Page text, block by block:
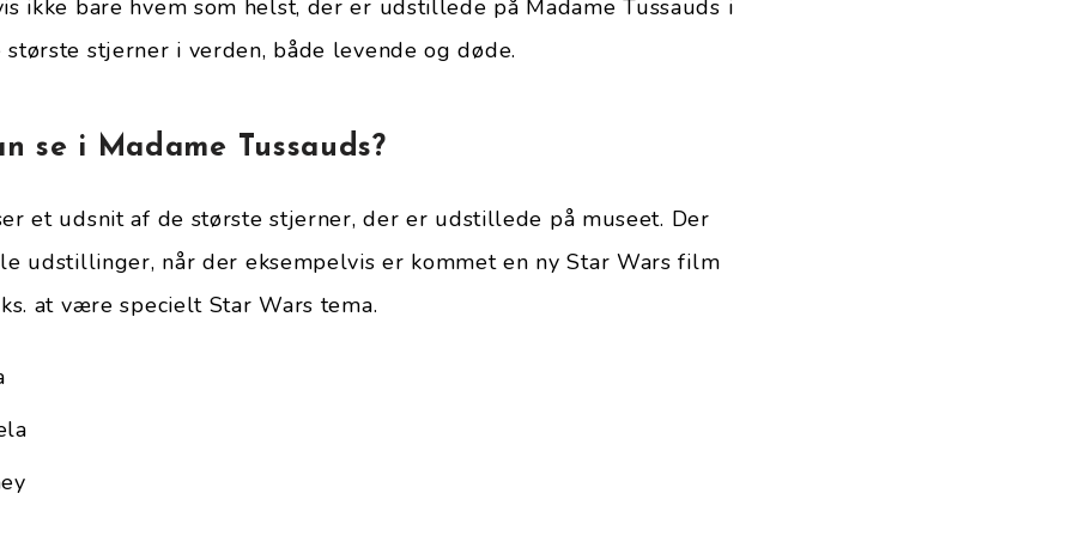
ikke bare hvem som helst, der er udstillede på Madame Tussauds i
stjerner i verden, både levende og døde.
se i Madame Tussauds?
et udsnit af de største stjerner, der er udstillede på museet. Der
udstillinger, når der eksempelvis er kommet en ny Star Wars film
at være specielt Star Wars tema.